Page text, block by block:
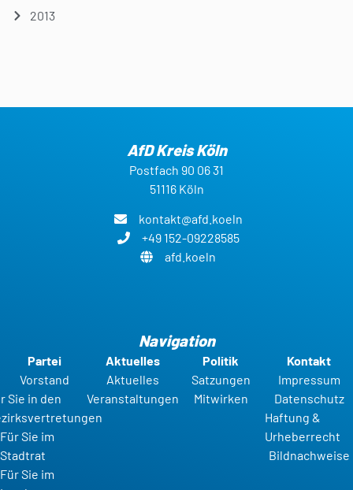
2013
AfD Kreis Köln
Postfach 90 06 31
51116 Köln
kontakt@afd.koeln
+49 152-09228585
afd.koeln
Navigation
Partei
Vorstand
Sie in den
Für Sie im
Stadtrat
Für Sie im
Aktuelles
Aktuelles
Veranstaltungen
Politik
Satzungen
Mitwirken
Kontakt
Impressum
Datenschutz
Haftung &
Urheberrecht
Bildnachweise